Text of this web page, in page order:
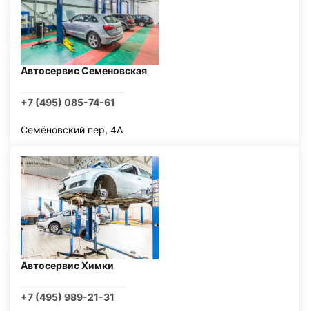
Автосервис Семеновская
+7 (495) 085-74-61
Семёновский пер, 4А
Автосервис Химки
+7 (495) 989-21-31